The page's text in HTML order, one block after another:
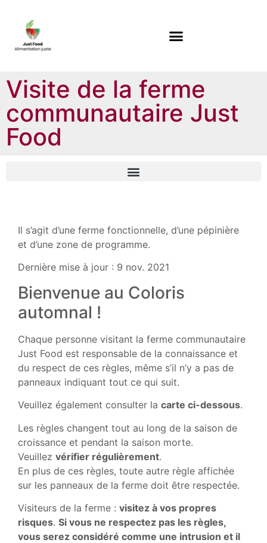
Visite de la ferme
communautaire Just
Food
Il s’agit d’une ferme fonctionnelle, d’une pépinière
et d’une zone de programme.
Dernière mise à jour : 9 nov. 2021
Bienvenue au Coloris
automnal !
Chaque personne visitant la ferme communautaire
Just Food est responsable de la connaissance et
du respect de ces règles, même s’il n’y a pas de
panneaux indiquant tout ce qui suit.
Veuillez également consulter la carte ci-dessous.
Les règles changent tout au long de la saison de
croissance et pendant la saison morte.
Veuillez vérifier régulièrement.
En plus de ces règles, toute autre règle affichée
sur les panneaux de la ferme doit être respectée.
Visiteurs de la ferme : visitez à vos propres
risques. Si vous ne respectez pas les règles,
vous serez considéré comme une intrusion et il